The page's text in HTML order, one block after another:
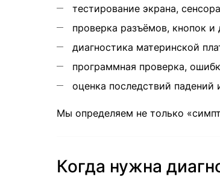
тестирование экрана,
проверка разъёмов, кнопок и
диагностика материнской
программная проверка,
оценка последствий падений
Мы определяем не только
Когда нужна